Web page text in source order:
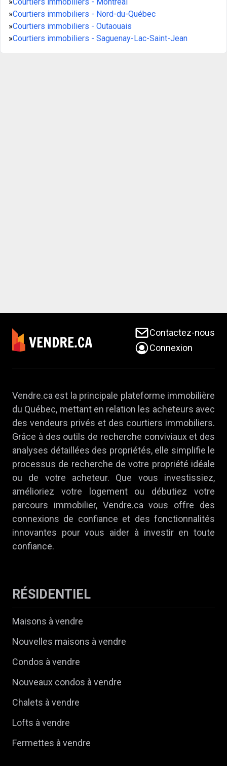
»Courtiers immobiliers - Nord-du-Québec
»Courtiers immobiliers - Outaouais
»Courtiers immobiliers - Saguenay-Lac-Saint-Jean
Contactez-nous
Connexion
Vendre.ca est la principale plateforme immobilière
du Québec, mettant en relation les acheteurs avec
des vendeurs privés et des courtiers immobiliers.
Grâce à des outils de recherche conviviaux et des
analyses détaillées des propriétés, elle simplifie le
processus de recherche de votre propriété idéale
ou de votre acheteur. Que vous investissiez,
amélioriez votre logement ou débutiez votre
parcours immobilier, Vendre.ca vous offre des
connexions de confiance et des fonctionnalités
innovantes pour vous aider à investir en toute
confiance.
RÉSIDENTIEL
Maisons à vendre
Nouvelles maisons à vendre
Condos à vendre
Nouveaux condos à vendre
Chalets à vendre
Lofts à vendre
Fermettes à vendre